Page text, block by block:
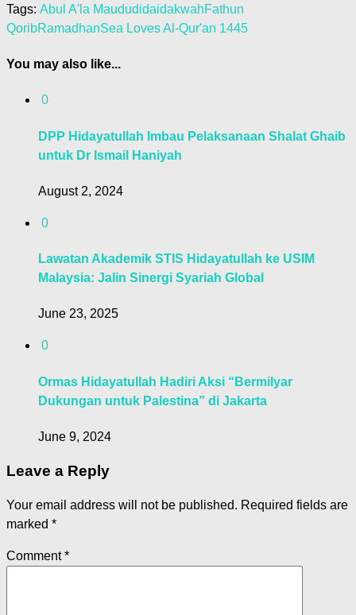
Tags: Abul A'la MaududidaidakwahFathun
QoribRamadhanSea Loves Al-Qur'an 1445
You may also like...
0
DPP Hidayatullah Imbau Pelaksanaan Shalat Ghaib
untuk Dr Ismail Haniyah
August 2, 2024
0
Lawatan Akademik STIS Hidayatullah ke USIM
Malaysia: Jalin Sinergi Syariah Global
June 23, 2025
0
Ormas Hidayatullah Hadiri Aksi “Bermilyar
Dukungan untuk Palestina” di Jakarta
June 9, 2024
Leave a Reply
Your email address will not be published. Required fields are
marked *
Comment*